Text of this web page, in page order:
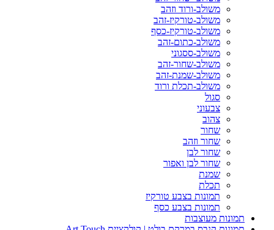
משולב-ורוד וזהב
משולב-טורקיז-זהב
משולב-טורקיז-כסף
משולב-כתום-זהב
משולב-ססגוני
משולב-שחור-זהב
משולב-שמנת-זהב
משולב-תכלת ורוד
סגול
צבעוני
צהוב
שחור
שחור וזהב
שחור לבן
שחור לבן ואפור
שמנת
תכלת
תמונות בצבע טורקיז
תמונות בצבע כסף
תמונות מעוצבות